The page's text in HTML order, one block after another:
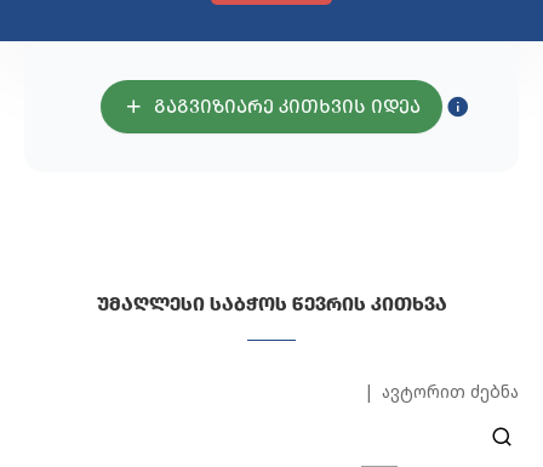
ᲒᲐᲒᲕᲘᲖᲘᲐᲠᲔ ᲙᲘᲗᲮᲕᲘᲡ ᲘᲓᲔᲐ
ᲣᲛᲐᲦᲚᲔᲡᲘ ᲡᲐᲑᲭᲝᲡ ᲬᲔᲕᲠᲘᲡ ᲙᲘᲗᲮᲕᲐ
ავტორით ძებნა